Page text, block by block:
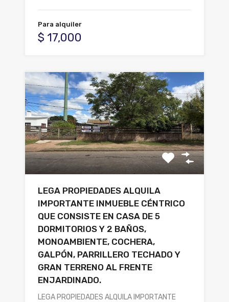
Para alquiler
$ 17,000
LEGA PROPIEDADES ALQUILA
IMPORTANTE INMUEBLE CÉNTRICO
QUE CONSISTE EN CASA DE 5
DORMITORIOS Y 2 BAÑOS,
MONOAMBIENTE, COCHERA,
GALPÓN, PARRILLERO TECHADO Y
GRAN TERRENO AL FRENTE
ENJARDINADO.
LEGA PROPIEDADES ALQUILA IMPORTANTE